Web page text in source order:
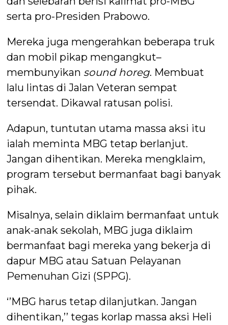
serta pro-Presiden Prabowo.
Mereka juga mengerahkan beberapa truk
dan mobil pikap mengangkut–
membunyikan sound horeg. Membuat
lalu lintas di Jalan Veteran sempat
tersendat. Dikawal ratusan polisi.
Adapun, tuntutan utama massa aksi itu
ialah meminta MBG tetap berlanjut.
Jangan dihentikan. Mereka mengklaim,
program tersebut bermanfaat bagi banyak
pihak.
Misalnya, selain diklaim bermanfaat untuk
anak-anak sekolah, MBG juga diklaim
bermanfaat bagi mereka yang bekerja di
dapur MBG atau Satuan Pelayanan
Pemenuhan Gizi (SPPG).
‘’MBG harus tetap dilanjutkan. Jangan
dihentikan,’’ tegas korlap massa aksi Heli